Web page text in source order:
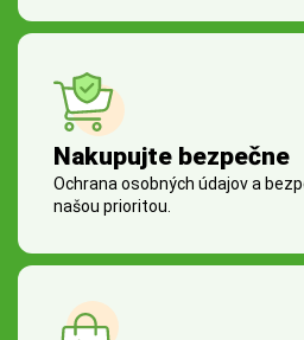
Nakupujte bezpečne
Ochrana osobných údajov a
našou prioritou.